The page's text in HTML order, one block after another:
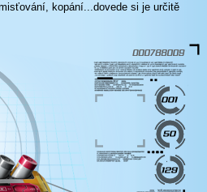
kopání...dovede si je určitě